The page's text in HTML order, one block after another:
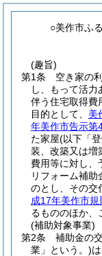
○美作市ふ
(趣旨)
第1条
空き家の
し、もって活
伴う住宅取得費
目的として、 美
年美作市告示第
た家屋(以下「
装、改築又は増
費用等に対し、
リフォーム補助
のとし、その交
成17年美作市
るもののほか、
(補助対象事業)
第2条
補助金の
業」という。)